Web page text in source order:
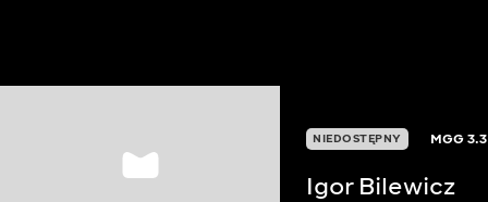
NIEDOSTĘPNY MGG3.3
Igor Bilewicz